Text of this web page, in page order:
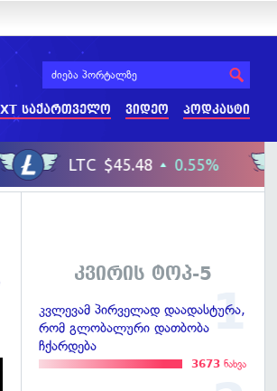
საქართველო ვიდეო პოდკასტი
კვირის ტოპ-5
კვლევამ პირველად დაადასტურა,
რომ გლობალური დათბობა
ჩქარდება
3673 ნახვა